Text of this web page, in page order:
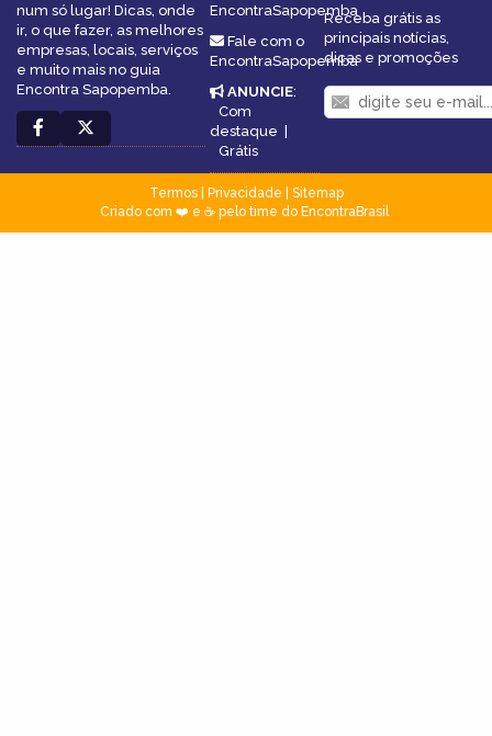
num só lugar! Dicas, onde
ir, o que fazer, as melhores
empresas, locais, serviços
e muito mais no guia
Encontra Sapopemba.
EncontraSapopemba
Fale com o
EncontraSapopemba
ANUNCIE:
Com
destaque |
Grátis
Receba grátis as
principais notícias,
dicas e promoções
Termos| Privacidade
Sitemap
Criado com ❤️ e ☕ pelo time do EncontraBrasil